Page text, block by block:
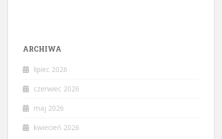
ARCHIWA
lipiec 2026
czerwiec 2026
maj 2026
kwiecień 2026